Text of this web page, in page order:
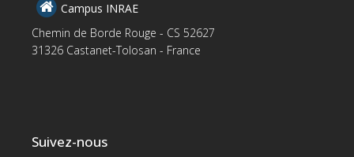
Campus INRAE
Chemin de Borde Rouge - CS 52627
31326 Castanet-Tolosan - France
Suivez-nous